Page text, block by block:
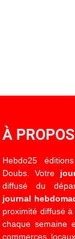
À PROPOS
Hebdo25
Doubs. Votre
diffusé du
journal
proximité diffusé à
chaque semaine
commerces